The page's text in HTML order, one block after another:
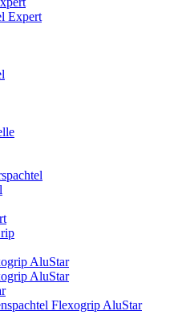
Expert
AluStar
AluStar
Flexogrip AluStar